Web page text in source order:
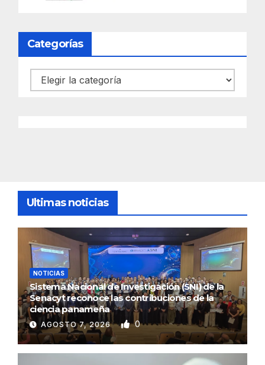
Categorías
Categorías
Ultimas noticias
NOTICIAS
Sistema Nacional de Investigación (SNI) de la
Senacyt reconoce las contribuciones de la
ciencia panameña
AGOSTO 7, 2026 0